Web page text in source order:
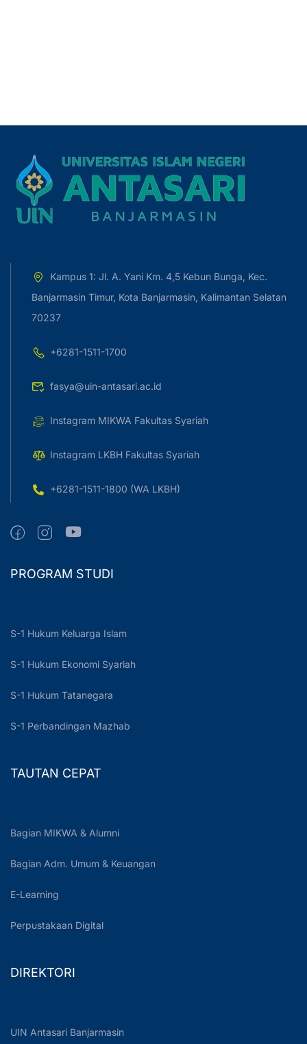
Kampus 1: Jl. A. Yani Km. 4,5 Kebun Bunga, Kec.
Banjarmasin Timur, Kota Banjarmasin, Kalimantan Selatan
70237
+6281-1511-1700
fasya@uin-antasari.ac.id
Instagram MIKWA Fakultas Syariah
Instagram LKBH Fakultas Syariah
+6281-1511-1800 (WA LKBH)
PROGRAM STUDI
S-1 Hukum Keluarga Islam
S-1 Hukum Ekonomi Syariah
S-1 Hukum Tatanegara
S-1 Perbandingan Mazhab
TAUTAN CEPAT
Bagian MIKWA & Alumni
Bagian Adm. Umum & Keuangan
E-Learning
Perpustakaan Digital
DIREKTORI
UIN Antasari Banjarmasin